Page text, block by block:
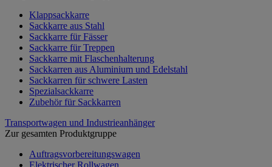
Klappsackkarre
Sackkarre aus Stahl
Sackkarre für Fässer
Sackkarre für Treppen
Sackkarre mit Flaschenhalterung
Sackkarren aus Aluminium und Edelstahl
Sackkarren für schwere Lasten
Spezialsackkarre
Zubehör für Sackkarren
Transportwagen und Industrieanhänger
Zur gesamten Produktgruppe
Auftragsvorbereitungswagen
Elektrischer Rollwagen